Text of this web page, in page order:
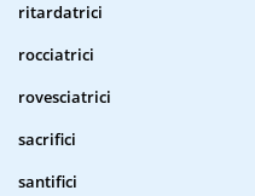
ritardatrici
rocciatrici
rovesciatrici
sacrifici
santifici